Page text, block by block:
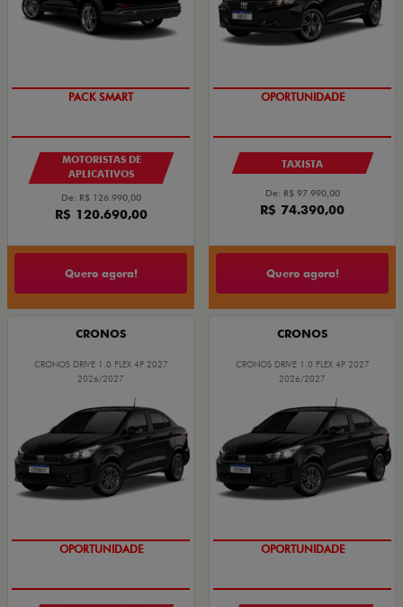
PACK SMART
MOTORISTAS DE
APLICATIVOS
De: R$ 126.990,00
R$ 120.690,00
Quero agora!
OPORTUNIDADE
TAXISTA
De: R$ 97.990,00
R$ 74.390,00
Quero agora!
CRONOS
CRONOS DRIVE 1.0 FLEX 4P 2027
2026/2027
OPORTUNIDADE
CRONOS
CRONOS DRIVE 1.0 FLEX 4P 2027
2026/2027
OPORTUNIDADE